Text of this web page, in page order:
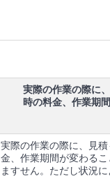
実際の作業の際に
時の料金、作業期
実際の作業の際に、見
金、作業期間が変わる
ますせん。ただし状況